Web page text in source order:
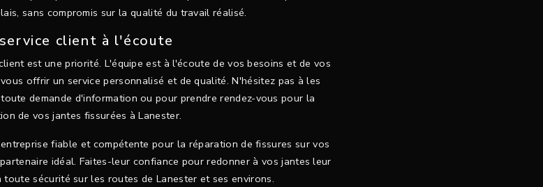
sans compromis sur la qualité du travail réalisé.
client à l'écoute
est une priorité. L'équipe est à l'écoute de vos besoins et de vos
offrir un service personnalisé et de qualité. N'hésitez pas à les
demande d'information ou pour prendre rendez-vous pour la
de vos jantes fissurées à Lanester.
fiable et compétente pour la réparation de fissures sur vos
idéal. Faites-leur confiance pour redonner à vos jantes leur
sécurité sur les routes de Lanester et ses environs.